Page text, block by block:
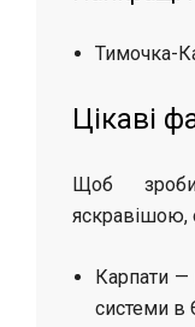
Тимочка-
Цікаві
Щоб
яскравішою,
Карпати —
системи в